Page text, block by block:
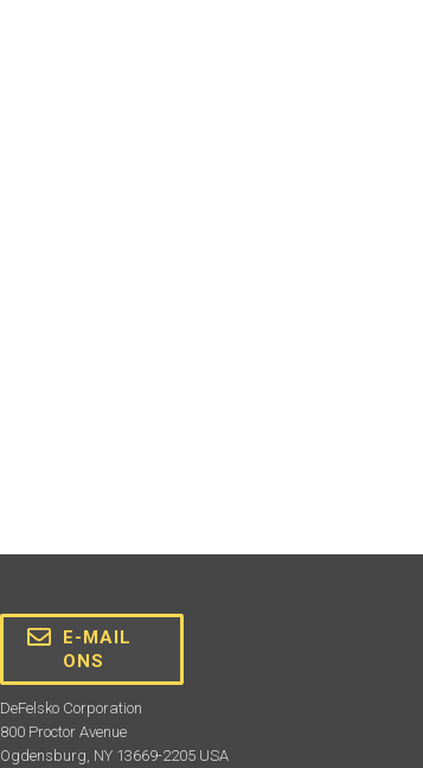
E-MAIL
ONS
DeFelsko Corporation
800 Proctor Avenue
Ogdensburg, NY 13669-2205 USA